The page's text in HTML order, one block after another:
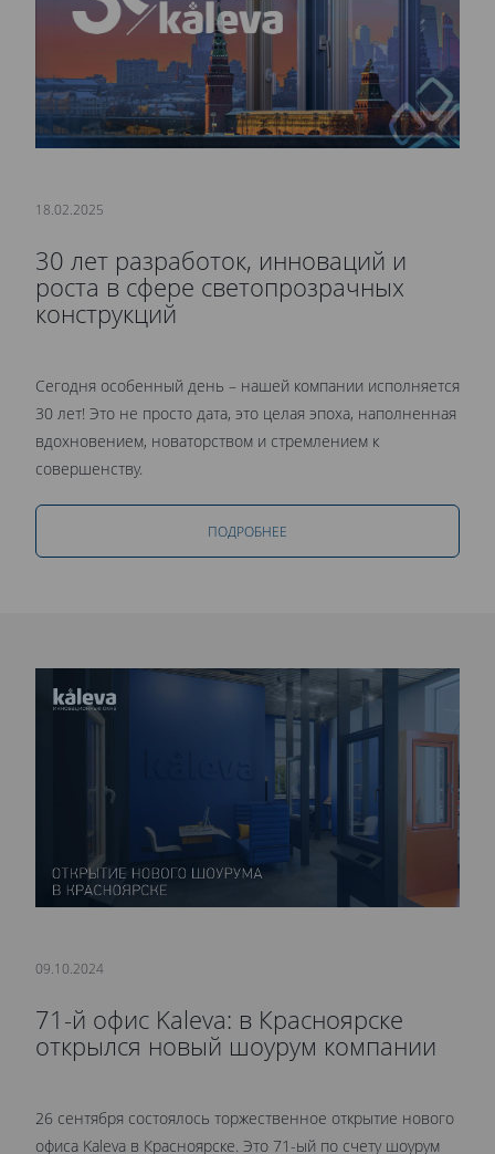
18.02.2025
30 лет разработок, инноваций и
роста в сфере светопрозрачных
конструкций
Сегодня особенный день – нашей компании исполняется
30 лет! Это не просто дата, это целая эпоха, наполненная
вдохновением, новаторством и стремлением к
совершенству.
ПОДРОБНЕЕ
09.10.2024
71-й офис Kaleva: в Красноярске
открылся новый шоурум компании
26 сентября состоялось торжественное открытие нового
офиса Kaleva в Красноярске. Это 71-ый по счету шоурум